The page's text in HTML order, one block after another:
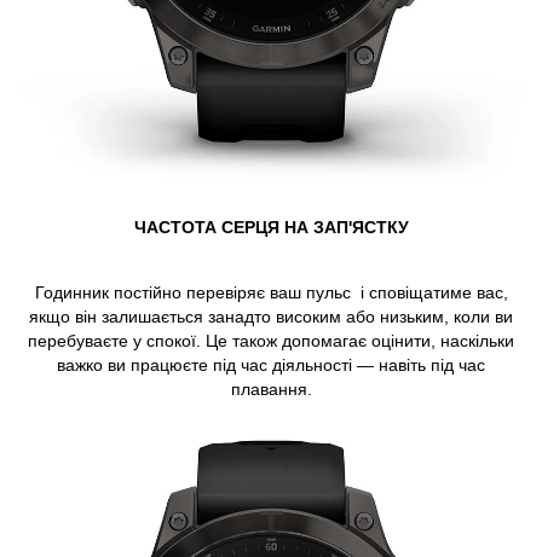
ЧАСТОТА СЕРЦЯ НА ЗАП'ЯСТКУ
Годинник постійно перевіряє ваш пульс і сповіщатиме вас,
якщо він залишається занадто високим або низьким, коли ви
перебуваєте у спокої. Це також допомагає оцінити, наскільки
важко ви працюєте під час діяльності — навіть під час
плавання.